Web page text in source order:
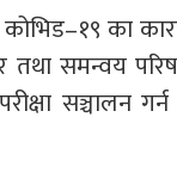
कोभिड–१९ का
तथा समन्वय
सञ्चालन गर्न